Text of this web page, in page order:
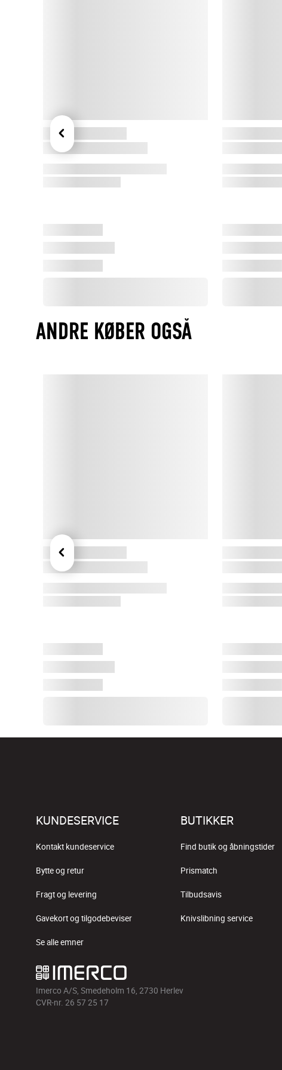
ANDRE KØBER OGSÅ
KUNDESERVICE
Kontakt kundeservice
Bytte og retur
Fragt og levering
Gavekort og tilgodebeviser
Se alle emner
BUTIKKER
Find butik og åbningstider
Prismatch
Tilbudsavis
Knivslibning service
Imerco A/S, Smedeholm 16, 2730 Herlev
CVR-nr. 26 57 25 17